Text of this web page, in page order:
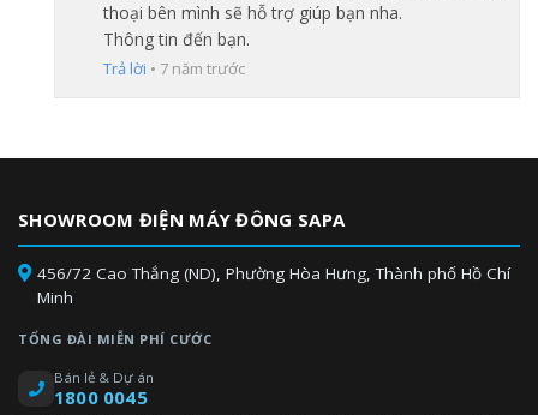
thích, truy cập ứng dụng, hộp thu phát kỹ thuật số hay thưởng
thức các chương trình TV trực tiếp một cách đơn giản và nhanh
chóng, tất cả tại một nơi.
thoại bên mình sẽ hỗ trợ giúp bạn nha.
Thông tin đến bạn.
Trả lời • 7 năm trước
SHOWROOM ĐIỆN MÁY ĐÔNG SAPA
456/72 Cao Thắng (ND), Phường Hòa Hưng, Thành phố Hồ Chí
Minh
TỔNG ĐÀI MIỄN PHÍ CƯỚC
Bán lẻ & Dự án
1800 0045